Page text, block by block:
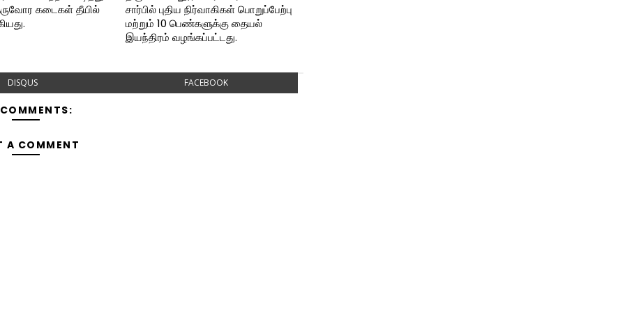
கடைகள் தீயில்
சார்பில் புதிய நிர்வாகிகள் பொறுப்பேற்பு
மற்றும் 10 பெண்களுக்கு தையல்
இயந்திரம் வழங்கப்பட்டது.
DISQUS FACEBOOK
A COMMENT